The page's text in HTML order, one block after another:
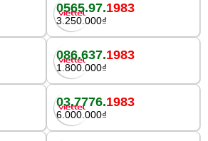
0565.97.1983
3.250.000₫
086.637.1983
1.800.000₫
03.7776.1983
6.000.000₫